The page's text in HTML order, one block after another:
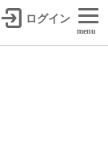
ログイン
menu